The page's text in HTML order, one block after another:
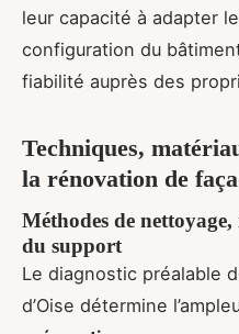
leur capacité à adapter
configuration du
fiabilité auprès des
Techniques,
la rénovation de
Méthodes de
du support
Le diagnostic préalable
d’Oise détermine